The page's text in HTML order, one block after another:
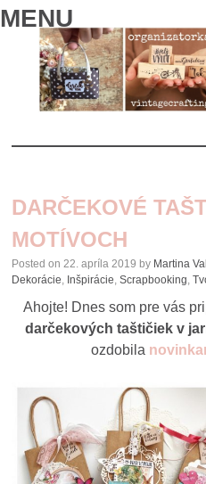
MENU
CONTENT
DARČEKOVÉ
MOTÍVOCH
Posted on 22. apríla 2019 by Martina
Dekorácie Inšpirácie ,Scrapbooking ,
Ahojte! Dnes som pre vás
darčekových taštičiek v
ozdobila